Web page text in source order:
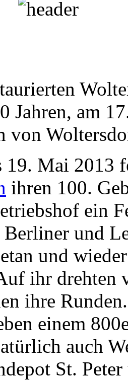
Jahren, am
von
19. Mai 2013
ihren 100.
ein
Berliner und
und
ihr drehten
ihre
einem
auch
St.